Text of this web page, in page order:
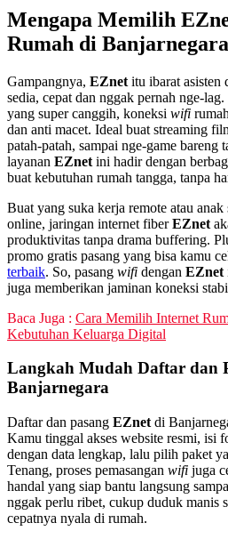
Mengapa Memilih
Rumah di
Gampangnya, EZnet itu ibarat asisten
sedia, cepat dan nggak pernah nge-
yang super canggih, koneksi wifi
dan anti macet. Ideal buat streaming
patah-patah, sampai nge-game bareng
layanan EZnet ini hadir dengan
buat kebutuhan rumah tangga, tanpa
Buat yang suka kerja remote atau
online, jaringan internet fiberEZnet
produktivitas tanpa drama buffering.
promo gratis pasang yang bisa kamu
terbaik. So, pasang wifi dengan EZnet
juga memberikan jaminan koneksi
Baca Juga : Cara Memilih Internet
Kebutuhan Keluarga Digital
Langkah Mudah Daftar dan
Banjarnegara
Daftar dan pasang EZnet di
Kamu tinggal akses website resmi, isi
dengan data lengkap, lalu pilih paket
Tenang, proses pemasangan wifi juga
handal yang siap bantu langsung
nggak perlu ribet, cukup duduk manis
cepatnya nyala di rumah.